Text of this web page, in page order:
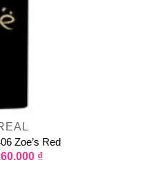
Zoe’s Red
₫